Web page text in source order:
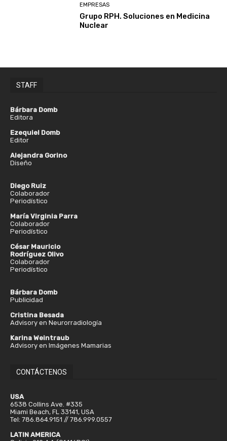
EMPRESAS
Grupo RPH. Soluciones en Medicina
Nuclear
STAFF
Bárbara Domb
Editora
Ezequiel Domb
Editor
Alejandra Gorino
Diseño
Diego Ruiz
Colaborador
Periodístico
María Virginia Parra
Colaborador
Periodístico
César Mauricio
Rodríguez Olivo
Colaborador
Periodístico
Bárbara Domb
Publicidad
Cristina Besada
Advisory en Neurorradiología
Karina Weintraub
Advisory en Imágenes Mamarias
CONTÁCTENOS
USA
6538 Collins Ave. #335
Miami Beach, FL 33141, USA
Tel: 786.864.9151 // 786.999.0557
LATIN AMERICA